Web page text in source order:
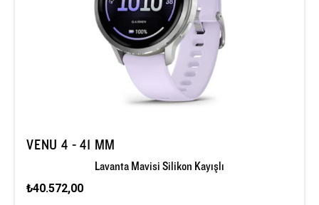
VENU 4 - 41 MM
Lavanta Mavisi Silikon Kayışlı
₺40.572,00